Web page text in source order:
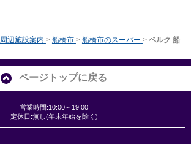
周辺施設案内 > 船橋市 > 船橋市のスーパー > ベルク 船
ページトップに戻る
営業時間:10:00～19:00
定休日:無し(年末年始を除く)